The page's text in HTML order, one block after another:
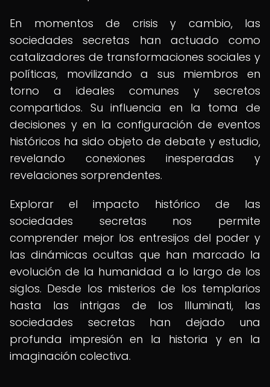
En momentos de crisis y cambio, las
sociedades secretas han actuado como
catalizadores de transformaciones sociales y
políticas, movilizando a sus miembros en
torno a ideales comunes y secretos
compartidos. Su influencia en la toma de
decisiones y en la configuración de eventos
históricos ha sido objeto de debate y estudio,
revelando conexiones inesperadas y
revelaciones sorprendentes.
Explorar el impacto histórico de las
sociedades secretas nos permite
comprender mejor los entresijos del poder y
las dinámicas ocultas que han marcado la
evolución de la humanidad a lo largo de los
siglos. Desde los misterios de los templarios
hasta las intrigas de los Illuminati, las
sociedades secretas han dejado una
profunda impresión en la historia y en la
imaginación colectiva.